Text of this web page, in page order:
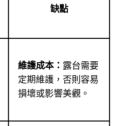
缺點
維護成本： 露台需要
定期維護，否則容易
損壞或影響美觀。